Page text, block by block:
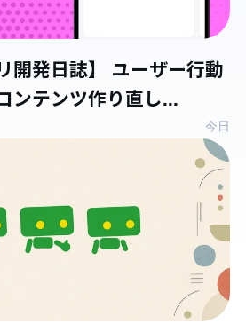
開発日誌】 ユーザー行動
ンテンツ作り直し...
今日